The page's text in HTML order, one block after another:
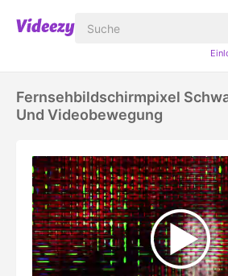
Fernsehbildschirmpixel
Und Videobewegung